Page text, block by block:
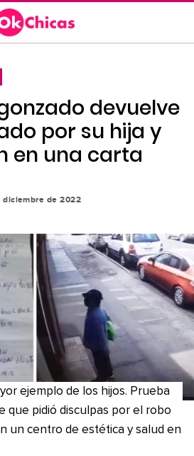
devuelve
por su hija y
en una carta
diciembre de 2022
ejemplo de los hijos. Prueba
que pidió disculpas por el robo
un centro de estética y salud en